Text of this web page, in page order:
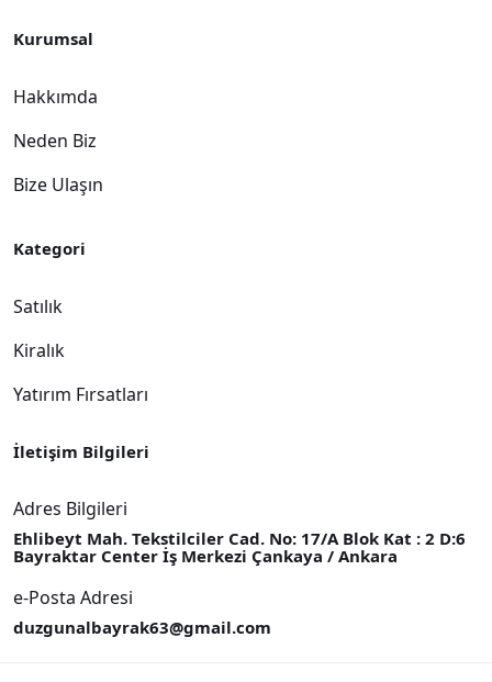
Kurumsal
Hakkımda
Neden Biz
Bize Ulaşın
Kategori
Satılık
Kiralık
Yatırım Fırsatları
İletişim Bilgileri
Adres Bilgileri
Ehlibeyt Mah. Tekstilciler Cad. No: 17/A Blok Kat : 2 D:6
Bayraktar Center İş Merkezi Çankaya / Ankara
e-Posta Adresi
duzgunalbayrak63@gmail.com